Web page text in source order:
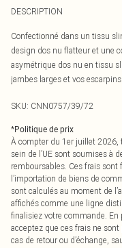
DESCRIPTION
Confectionné dans un tissu
design dos nu flatteur et une
asymétrique dos nu en tissu
jambes larges et vos
SKU: CNN0757/39/72
*Politique de prix
À compter du 1er juillet 2026,
sein de l’UE sont soumises à
remboursables. Ces frais sont
l’importation de biens de
sont calculés au moment de
affichés comme une ligne
finalisiez votre commande.
acceptez que ces frais ne
cas de retour ou d’échange,